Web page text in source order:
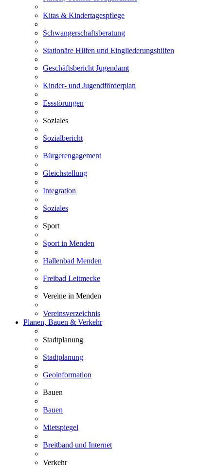
Kitas & Kindertagespflege
Schwangerschaftsberatung
Stationäre Hilfen und Eingliederungshilfen
Geschäftsbericht Jugendamt
Kinder- und Jugendförderplan
Essstörungen
Soziales
Sozialbericht
Bürgerengagement
Gleichstellung
Integration
Soziales
Sport
Sport in Menden
Hallenbad Menden
Freibad Leitmecke
Vereine in Menden
Vereinsverzeichnis
Planen, Bauen & Verkehr
Stadtplanung
Stadtplanung
Geoinformation
Bauen
Bauen
Mietspiegel
Breitband und Internet
Verkehr